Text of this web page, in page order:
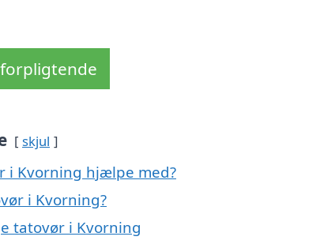
skjul
i Kvorning hjælpe med?
i Kvorning?
tatovør i Kvorning